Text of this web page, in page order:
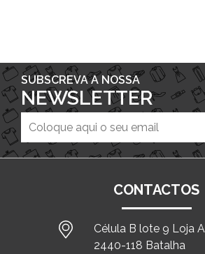
SUBSCREVA A NOSSA
NEWSLETTER
CONTACTOS
Célula B lote 9 Loja A
2440-118 Batalha